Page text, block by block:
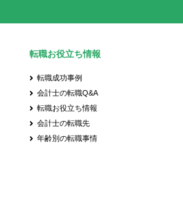
転職お役立ち情報
転職成功事例
会計士の転職Q&A
転職お役立ち情報
会計士の転職先
年齢別の転職事情